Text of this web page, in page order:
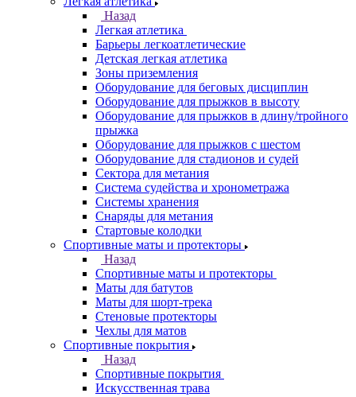
Назад
Легкая атлетика
Барьеры легкоатлетические
Детская легкая атлетика
Зоны приземления
Оборудование для беговых дисциплин
Оборудование для прыжков в высоту
Оборудование для прыжков в длину/тройного
прыжка
Оборудование для прыжков с шестом
Оборудование для стадионов и судей
Сектора для метания
Система судейства и хронометража
Системы хранения
Снаряды для метания
Стартовые колодки
Спортивные маты и протекторы
Назад
Спортивные маты и протекторы
Маты для батутов
Маты для шорт-трека
Стеновые протекторы
Чехлы для матов
Спортивные покрытия
Назад
Спортивные покрытия
Искусственная трава